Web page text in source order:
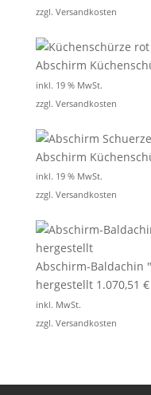
zzgl. Versandkosten
Abschirm
inkl. 19 % MwSt.
zzgl. Versandkosten
Abschirm
inkl. 19 % MwSt.
zzgl. Versandkosten
Abschirm-Baldachin
hergestellt 1.070,51 €
inkl. MwSt.
zzgl. Versandkosten